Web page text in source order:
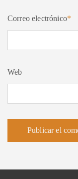
Correo electrónico*
Web